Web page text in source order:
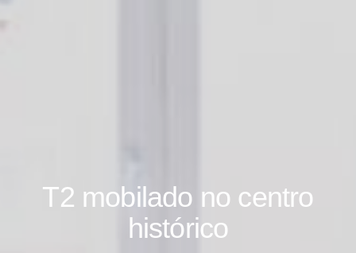
T2 mobilado no centro
histórico